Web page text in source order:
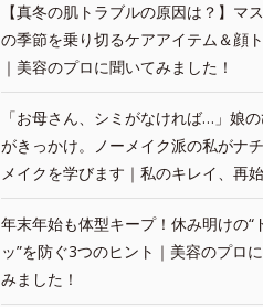
【真冬の肌トラブルの原因は？】マ
の季節を乗り切るケアアイテム＆顔
｜美容のプロに聞いてみました！
「お母さん、シミがなければ…」娘
がきっかけ。ノーメイク派の私がナ
メイクを学びます｜私のキレイ、再
年末年始も体型キープ！休み明けの“
ッ”を防ぐ3つのヒント｜美容のプロ
みました！